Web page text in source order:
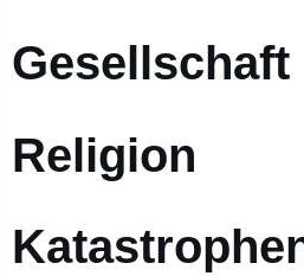
Gesellschaft
Religion